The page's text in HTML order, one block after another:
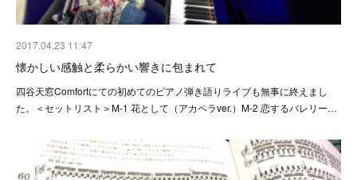
2017.04.23 11:47
懐かしい感触と柔らかい響きに包まれて
四谷天窓Comfortにての初めてのピアノ弾き語りライブも無事に終えまし
た。＜セットリスト＞M-1 花として（アカペラver.）M-2 恋するバレリー…